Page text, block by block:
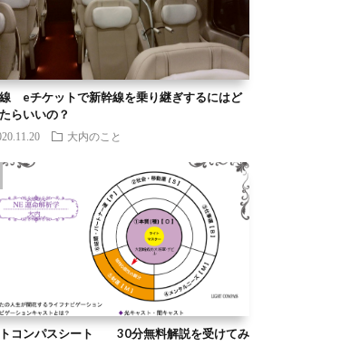
eチケットで新幹線を乗り継ぎするにはど
らいいの？
大内のこと
コンパスシート 30分無料解説を受けてみ